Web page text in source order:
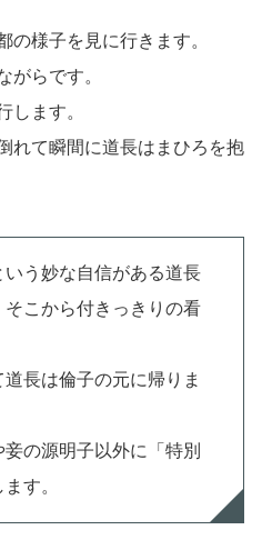
の様子を見に行きます。
がらです。
します。
れて瞬間に道長はまひろを抱
う妙な自信がある道長
こから付きっきりの看
長は倫子の元に帰りま
の源明子以外に「特別
す。